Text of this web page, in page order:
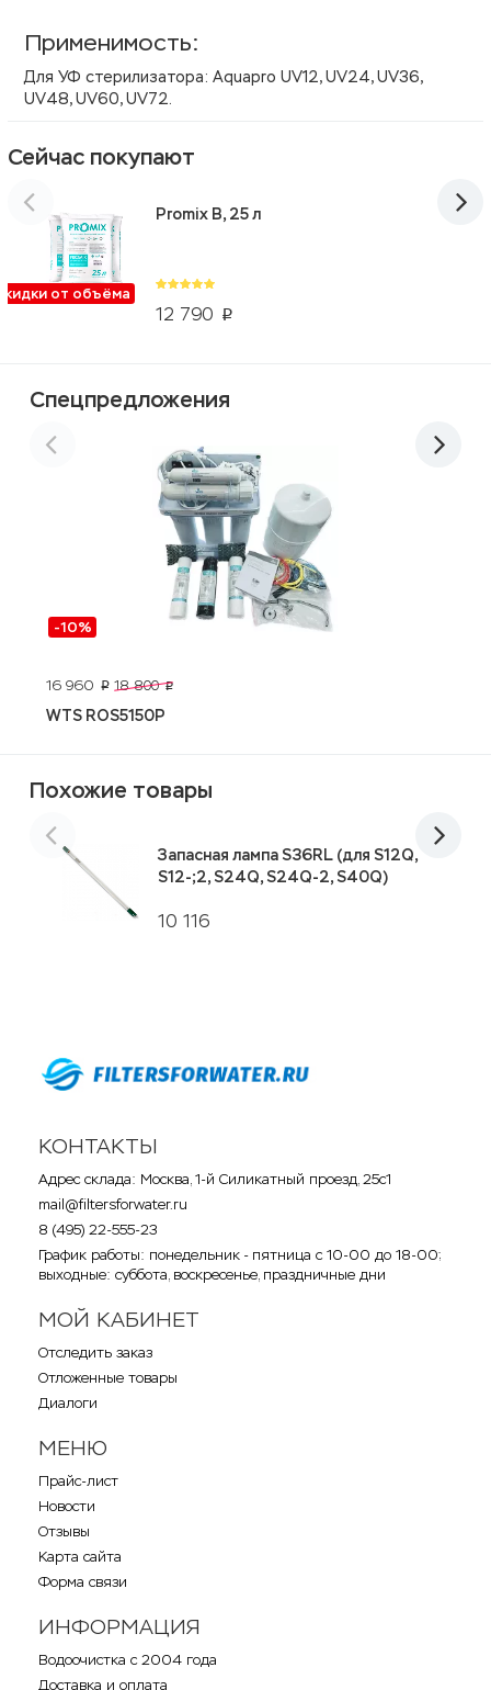
Применимость:
Для УФ стерилизатора: Aquapro UV12, UV24, UV36,
UV48, UV60, UV72.
Сейчас покупают
от объёма
12 790 p
Promix B, 25 л
Спецпредложения
-10%
16 960 p 18 800 p
WTS ROS5150P
Похожие товары
10 116
Запасная лампа S36RL (для S12Q,
S12-;2, S24Q, S24Q-2, S40Q)
КОНТАКТЫ
Адрес склада: Москва, 1-й Силикатный проезд, 25с1
mail@filtersforwater.ru
8 (495) 22-555-23
График работы: понедельник - пятница с 10-00 до 18-00;
выходные: суббота, воскресенье, праздничные дни
МОЙ КАБИНЕТ
Отследить заказ
Отложенные товары
Диалоги
МЕНЮ
Прайс-лист
Новости
Отзывы
Карта сайта
Форма связи
ИНФОРМАЦИЯ
Водоочистка с 2004 года
Доставка и оплата